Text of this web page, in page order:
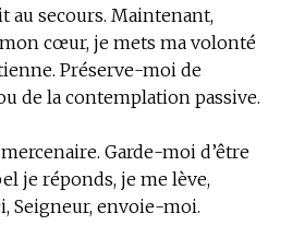
au secours. Maintenant,
cœur, je mets ma volonté
Préserve-moi de
de la contemplation passive.
Garde-moi d’être
je réponds, je me lève,
Seigneur, envoie-moi.